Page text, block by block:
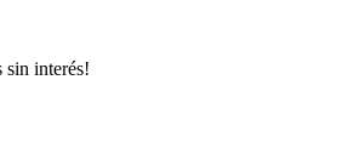
sin interés!